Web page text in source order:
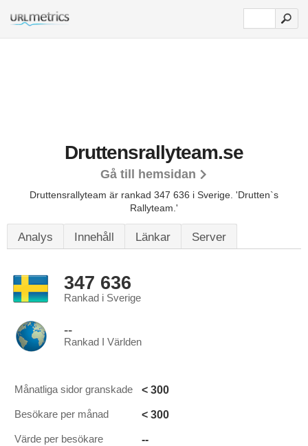
Druttensrallyteam.se
Gå till hemsidan
Druttensrallyteam är rankad 347 636 i Sverige. 'Drutten`s
Rallyteam.'
Analys Innehåll Länkar Server
347 636
Rankad i Sverige
--
Rankad I Världen
Månatliga sidor granskade < 300
Besökare per månad < 300
Värde per besökare --